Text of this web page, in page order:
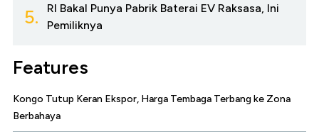
5.
RI Bakal Punya Pabrik Baterai EV Raksasa, Ini
Pemiliknya
Features
Kongo Tutup Keran Ekspor, Harga Tembaga Terbang ke Zona
Berbahaya